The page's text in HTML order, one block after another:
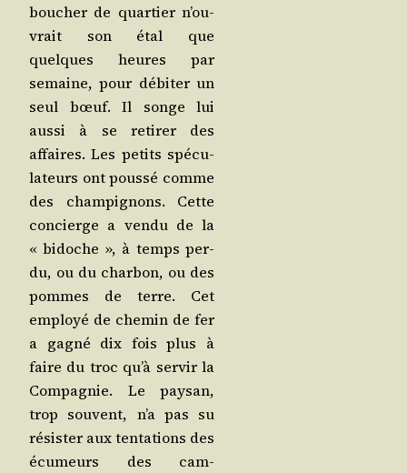
bou­cher de quar­tier n’ou­
vrait son étal que
quelques heures par
semaine, pour débi­ter un
seul bœuf. Il songe lui
aus­si à se reti­rer des
affaires. Les petits spé­cu­
la­teurs ont pous­sé comme
des cham­pi­gnons. Cette
concierge a ven­du de la
« bidoche », à temps per­
du, ou du char­bon, ou des
pommes de terre. Cet
employé de che­min de fer
a gagné dix fois plus à
faire du troc qu’à ser­vir la
Com­pa­gnie. Le pay­san,
trop sou­vent, n’a pas su
résis­ter aux ten­ta­tions des
écu­meurs des cam­